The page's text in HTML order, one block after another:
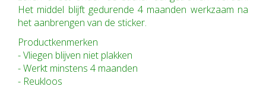
Het middel blijft gedurende 4 maanden werkzaam na
het aanbrengen van de sticker.
Productkenmerken
- Vliegen blijven niet plakken
- Werkt minstens 4 maanden
- Reukloos